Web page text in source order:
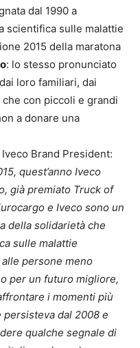
dal 1990 a
scientifica sulle malattie
2015 della maratona
: lo stesso pronunciato
loro familiari, dai
con piccoli e grandi
a donare una
Iveco Brand President:
quest’anno Iveco
già premiato Truck of
e Iveco sono un
della solidarietà che
sulle malattie
persone meno
per un futuro migliore,
i momenti più
dal 2008 e
qualche segnale di